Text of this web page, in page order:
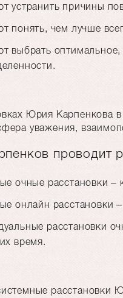
устранить причины
понять, чем лучше
выбрать
Юрия Карпенкова
уважения,
проводит
очные расстановки
онлайн расстановки
расстановки
время.